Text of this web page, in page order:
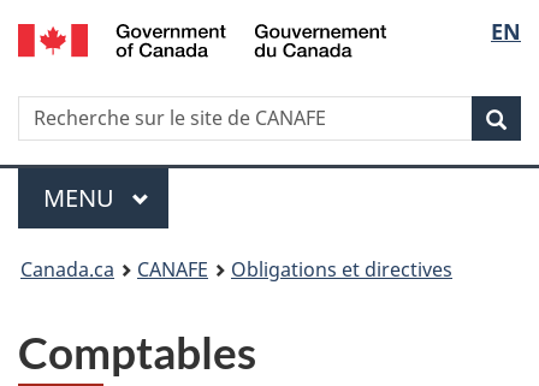
Passer
au
principal
Passer
à
sujet
du
gouvernement
Passer
à
version
HTML
simplifiée
de
la
EN
Recherche
Recherche
sur
le
site
Menu
MENU PRINCIPAL
Vous
ici
Canada.ca CANAFE Obligations et directives
Comptables